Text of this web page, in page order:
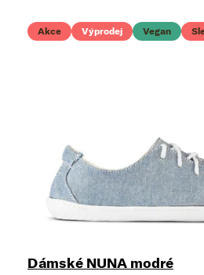
Akce Výprodej Vegan
Dámské NUNA modré